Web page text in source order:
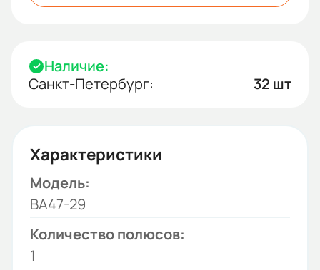
Наличие:
Санкт-Петербург:
32 шт
Характеристики
Модель:
ВА47-29
Количество полюсов:
1